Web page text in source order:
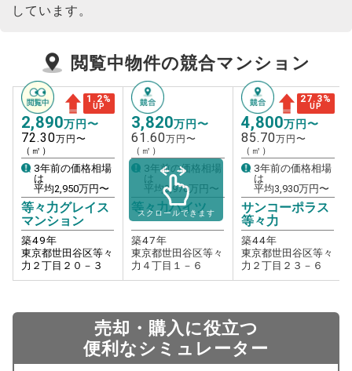
しています。
閲覧中物件の競合マンション
1.2%
UP
2,890万円〜
72.30万円〜
（㎡）
3年前の価格相場
は
平均2,950万円〜
等々力グレイス
マンション
築49年
東京都世田谷区等々
力２丁目２０－３
3,820万円〜
61.60万円〜
（㎡）
3年前の価格相場
は
平均3,970万円〜
等々力ハイツ
築47年
東京都世田谷区等々
力４丁目１－６
27.3%
UP
4,800万円〜
85.70万円〜
（㎡）
3年前の価格相場
は
平均3,930万円〜
サンコーポラス
等々力
築44年
東京都世田谷区等々
力２丁目２３－６
スクロールできます
売却・購入に役立つ
便利なシミュレーター